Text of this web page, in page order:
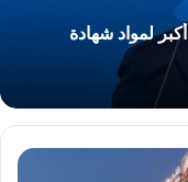
لمواد شهادة